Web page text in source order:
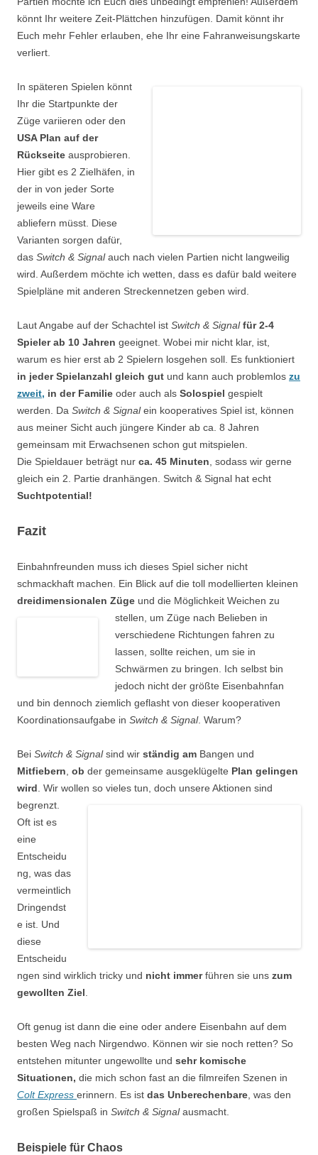
könnt Ihr weitere Zeit-Plättchen hinzufügen. Damit könnt ihr
Euch mehr Fehler erlauben, ehe Ihr eine Fahranweisungskarte
verliert.
In späteren Spielen könnt
Ihr die Startpunkte der
Züge variieren oder den
USA Plan auf der
Rückseite ausprobieren.
Hier gibt es 2 Zielhäfen, in
der in von jeder Sorte
jeweils eine Ware
abliefern müsst. Diese
Varianten sorgen dafür,
das Switch & Signalauch nach vielen Partien nicht langweilig
wird. Außerdem möchte ich wetten, dass es dafür bald weitere
Spielpläne mit anderen Streckennetzen geben wird.
Laut Angabe auf der Schachtel ist Switch & Signal für2-4
Spieler ab 10 Jahren geeignet. Wobei mir nicht klar, ist,
warum es hier erst ab 2 Spielern losgehen soll. Es funktioniert
in jeder Spielanzahl gleich gut und kann auch problemlos zu
zweit, in der Familie oder auch als Solospiel gespielt
werden. Da Switch & Signalein kooperatives Spiel ist, können
aus meiner Sicht auch jüngere Kinder ab ca. 8 Jahren
gemeinsam mit Erwachsenen schon gut mitspielen.
Die Spieldauer beträgt nur ca. 45 Minuten, sodass wir gerne
gleich ein 2. Partie dranhängen. Switch & Signal hat echt
Suchtpotential!
Fazit
Einbahnfreunden muss ich dieses Spiel sicher nicht
schmackhaft machen. Ein Blick auf die toll modellierten kleinen
dreidimensionalen Züge und die Möglichkeit Weichen zu
stellen, um Züge nach Belieben in
verschiedene Richtungen fahren zu
lassen, sollte reichen, um sie in
Schwärmen zu bringen. Ich selbst bin
jedoch nicht der größte Eisenbahnfan
und bin dennoch ziemlich geflasht von dieser kooperativen
Koordinationsaufgabe in Switch & Signal. Warum?
Bei Switch & Signalsind wir ständig am Bangen und
Mitfiebern, ob der gemeinsame ausgeklügelte Plan gelingen
wird. Wir wollen so vieles tun, doch unsere Aktionen sind
begrenzt.
Oft ist es
eine
Entscheidu
ng, was das
vermeintlich
Dringendst
e ist. Und
diese
Entscheidu
ngen sind wirklich tricky und nicht immerführen sie uns zum
gewollten Ziel.
Oft genug ist dann die eine oder andere Eisenbahn auf dem
besten Weg nach Nirgendwo. Können wir sie noch retten? So
entstehen mitunter ungewollte und sehr komische
Situationen, die mich schon fast an die filmreifen Szenen in
Colt Express erinnern. Es ist das Unberechenbare, was den
großen Spielspaß in Switch & Signalausmacht.
Beispiele für Chaos